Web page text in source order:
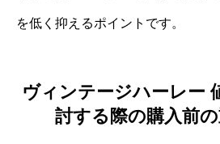
を低く抑えるポイントです。
ヴィンテージハーレー
討する際の購入前